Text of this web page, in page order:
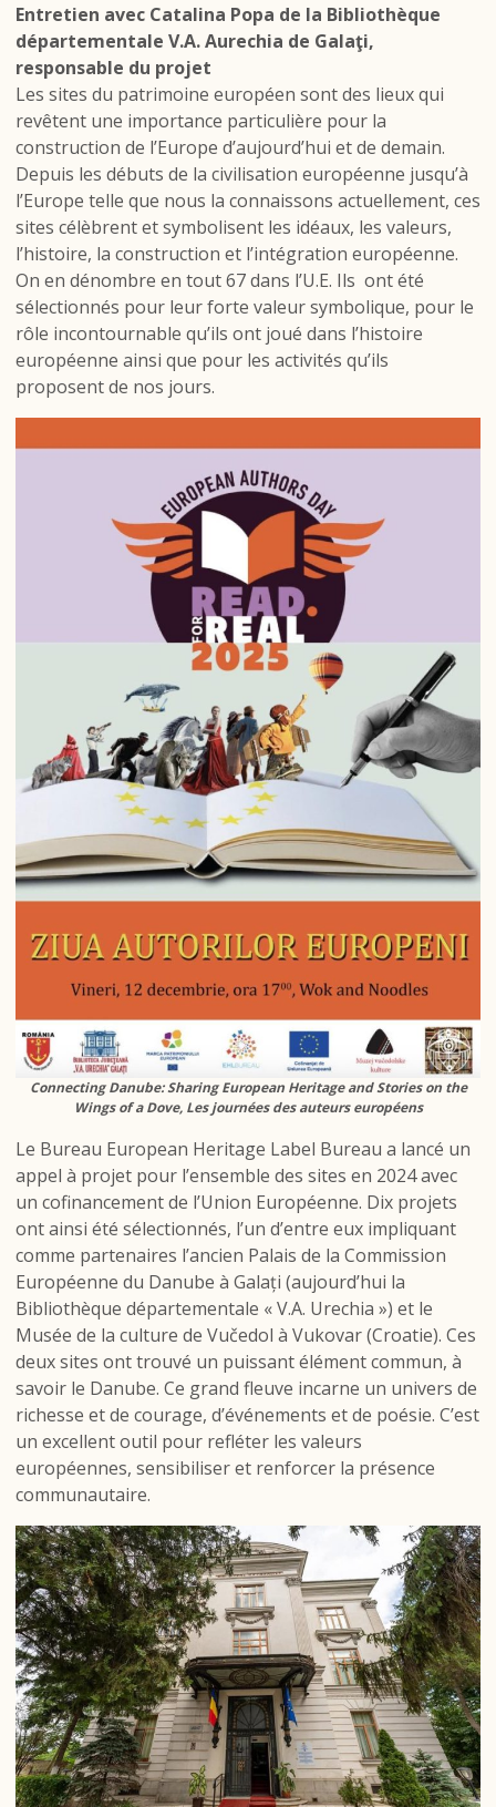
Entretien avec Catalina Popa de la Bibliothèque
départementale V.A. Aurechia de Galaţi,
responsable du projet
Les sites du patrimoine européen sont des lieux qui
revêtent une importance particulière pour la
construction de l’Europe d’aujourd’hui et de demain.
Depuis les débuts de la civilisation européenne jusqu’à
l’Europe telle que nous la connaissons actuellement, ces
sites célèbrent et symbolisent les idéaux, les valeurs,
l’histoire, la construction et l’intégration européenne.
On en dénombre en tout 67 dans l’U.E. Ils ont été
sélectionnés pour leur forte valeur symbolique, pour le
rôle incontournable qu’ils ont joué dans l’histoire
européenne ainsi que pour les activités qu’ils
proposent de nos jours.
Connecting Danube: Sharing European Heritage and Stories on the
Wings of a Dove, Les journées des auteurs européens
Le Bureau European Heritage Label Bureau a lancé un
appel à projet pour l’ensemble des sites en 2024 avec
un cofinancement de l’Union Européenne. Dix projets
ont ainsi été sélectionnés, l’un d’entre eux impliquant
comme partenaires l’ancien Palais de la Commission
Européenne du Danube à Galați (aujourd’hui la
Bibliothèque départementale « V.A. Urechia ») et le
Musée de la culture de Vučedol à Vukovar (Croatie). Ces
deux sites ont trouvé un puissant élément commun, à
savoir le Danube. Ce grand fleuve incarne un univers de
richesse et de courage, d’événements et de poésie. C’est
un excellent outil pour refléter les valeurs
européennes, sensibiliser et renforcer la présence
communautaire.